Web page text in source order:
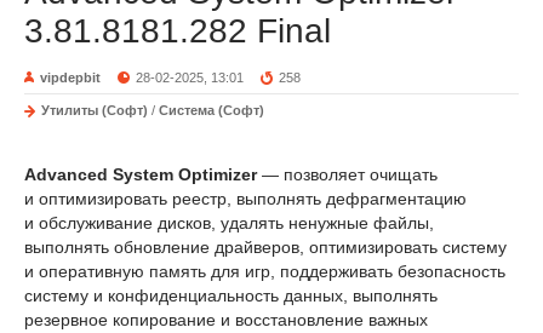
3.81.8181.282 Final
vipdepbit 28-02-2025, 13:01 258
Утилиты (Софт) / Система (Софт)
Advanced System Optimizer— позволяет очищать
и оптимизировать реестр, выполнять дефрагментацию
и обслуживание дисков, удалять ненужные файлы,
выполнять обновление драйверов, оптимизировать систему
и оперативную память для игр, поддерживать безопасность
систему и конфиденциальность данных, выполнять
резервное копирование и восстановление важных